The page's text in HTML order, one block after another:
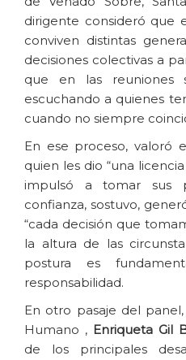
dirigente consideró que
conviven distintas
decisiones colectivas a
que en las reuniones
escuchando a quienes
cuando no siempre
En ese proceso, valoró
quien les dio “una
impulsó a tomar sus
confianza, sostuvo,
“cada decisión que
la altura de las
postura es
responsabilidad.
En otro pasaje del
Humano , Enriqueta Gil
de los principales